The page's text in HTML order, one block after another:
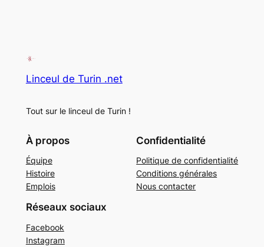
Linceul de Turin .net
Tout sur le linceul de Turin !
À propos
Équipe
Histoire
Emplois
Confidentialité
Politique de confidentialité
Conditions générales
Nous contacter
Réseaux sociaux
Facebook
Instagram